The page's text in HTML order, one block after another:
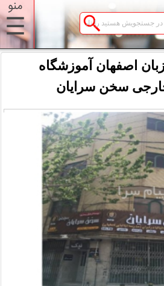
منو
☰
اصفهان آموزشگاه
سخن سرایان